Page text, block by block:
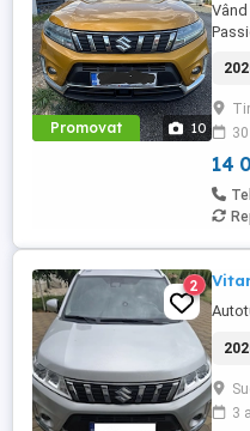
Promovat 10
14
2
3